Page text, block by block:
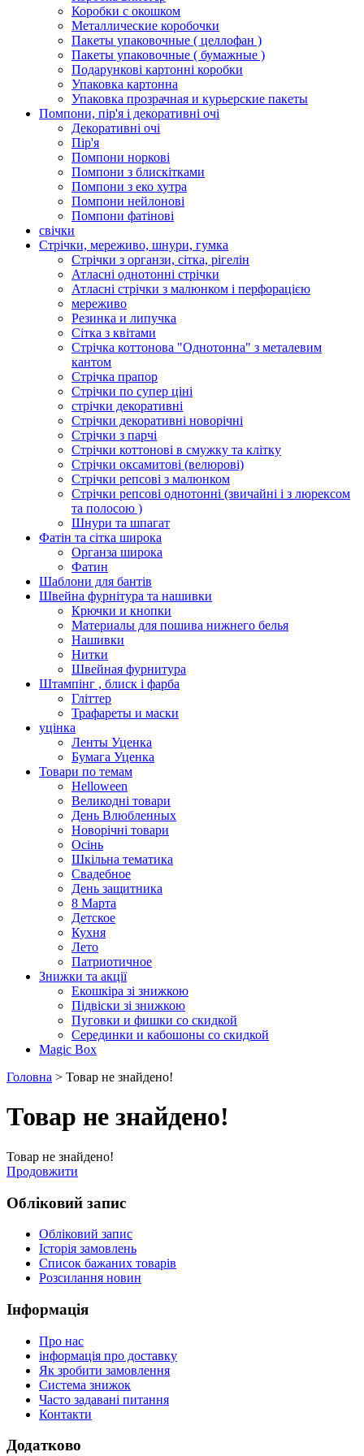
Коробки с окошком
Металлические коробочки
Пакеты упаковочные ( целлофан )
Пакеты упаковочные ( бумажные )
Подарункові картонні коробки
Упаковка картонна
Упаковка прозрачная и курьерские пакеты
Помпони, пір'я і декоративні очі
Декоративні очі
Пір'я
Помпони норкові
Помпони з блискітками
Помпони з еко хутра
Помпони нейлонові
Помпони фатінові
свічки
Стрічки, мереживо, шнури, гумка
Стрічки з органзи, сітка, рігелін
Атласні однотонні стрічки
Атласні стрічки з малюнком і перфорацією
мереживо
Резинка и липучка
Сітка з квітами
Стрічка коттонова "Однотонна" з металевим
кантом
Стрічка прапор
Стрічки по супер ціні
стрічки декоративні
Стрічки декоративні новорічні
Стрічки з парчі
Стрічки коттонові в смужку та клітку
Стрічки оксамитові (велюрові)
Стрічки репсові з малюнком
Стрічки репсові однотонні (звичайні і з люрексом
та полосою )
Шнури та шпагат
Фатін та сітка широка
Органза широка
Фатин
Шаблони для бантів
Швейна фурнітура та нашивки
Крючки и кнопки
Материалы для пошива нижнего белья
Нашивки
Нитки
Швейная фурнитура
Штампінг , блиск і фарба
Гліттер
Трафареты и маски
уцінка
Ленты Уценка
Бумага Уценка
Товари по темам
Helloween
Великодні товари
День Влюбленных
Новорічні товари
Осінь
Шкільна тематика
Свадебное
День защитника
8 Марта
Детское
Кухня
Лето
Патриотичное
Знижки та акції
Екошкіра зі знижкою
Підвіски зі знижкою
Пуговки и фишки со скидкой
Серединки и кабошоны со скидкой
Magic Box
Головна > Товар не знайдено!
Товар не знайдено!
Товар не знайдено!
Продовжити
Обліковий запис
Обліковий запис
Історія замовлень
Список бажаних товарів
Розсилання новин
Інформація
Про нас
інформація про доставку
Як зробити замовлення
Система знижок
Часто задавані питання
Контакти
Додатково